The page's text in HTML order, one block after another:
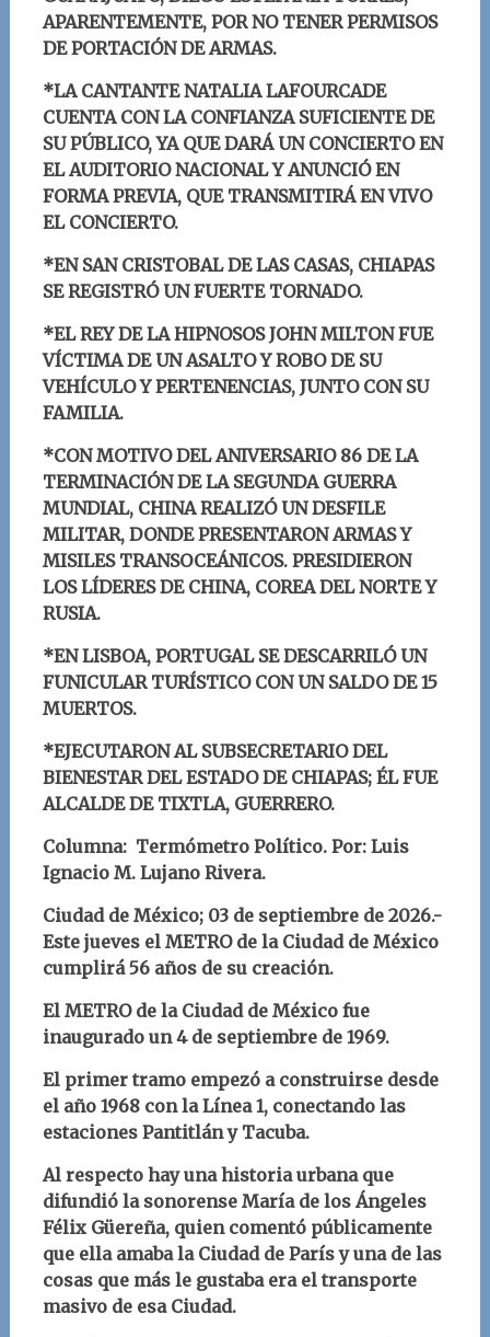
APARENTEMENTE, POR NO TENER PERMISOS
DE PORTACIÓN DE ARMAS.
*LA CANTANTENATALIA LAFOURCADE
CUENTA CON LA CONFIANZA SUFICIENTE DE
SU PÚBLICO, YA QUE DARÁ UN CONCIERTO EN
EL AUDITORIO NACIONAL Y ANUNCIÓ EN
FORMA PREVIA, QUE TRANSMITIRÁ EN VIVO
EL CONCIERTO.
*EN SAN CRISTOBAL DE LAS CASAS, CHIAPAS
SE REGISTRÓ UN FUERTE TORNADO.
*EL REY DE LA HIPNOSOS JOHN MILTON FUE
VÍCTIMA DE UN ASALTO Y ROBO DE SU
VEHÍCULO Y PERTENENCIAS, JUNTO CON SU
FAMILIA.
*CON MOTIVO DEL ANIVERSARIO 86 DE LA
TERMINACIÓN DE LA SEGUNDA GUERRA
MUNDIAL, CHINA REALIZÓ UN DESFILE
MILITAR, DONDE PRESENTARON ARMAS Y
MISILES TRANSOCEÁNICOS. PRESIDIERON
LOS LÍDERES DE CHINA, COREA DEL NORTE Y
RUSIA.
*EN LISBOA, PORTUGAL SE DESCARRILÓ UN
FUNICULAR TURÍSTICO CON UN SALDO DE 15
MUERTOS.
*EJECUTARON AL SUBSECRETARIO DEL
BIENESTAR DEL ESTADO DE CHIAPAS; ÉL FUE
ALCALDE DE TIXTLA, GUERRERO.
Columna: Termómetro Político. Por: Luis
Ignacio M. Lujano Rivera.
Ciudad de México; 03de septiembrede 2026.-
Este jueves el METRO de la Ciudad de México
cumplirá 56 años de su creación.
El METRO de la Ciudad de México fue
inaugurado un 4 de septiembre de 1969.
El primer tramo empezó a construirse desde
el año 1968 con la Línea 1, conectando las
estaciones Pantitlán y Tacuba.
Al respecto hay una historia urbana que
difundió la sonorense María de los Ángeles
Félix Güereña, quien comentó públicamente
que ella amaba la Ciudad de París y una de las
cosas que más le gustaba era el transporte
masivo de esa Ciudad.